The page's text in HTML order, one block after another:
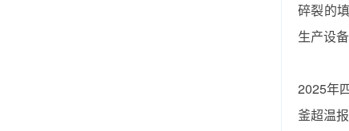
碎裂的
生产设
2025年
釜超温